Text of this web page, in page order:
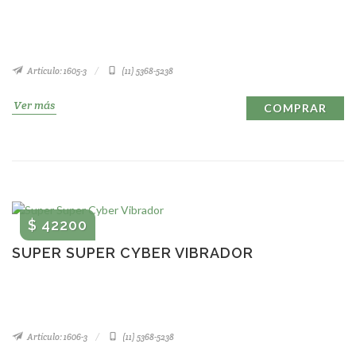
Artículo: 1605-3 (11) 5368-5238
Ver más COMPRAR
SUPER SUPER CYBER VIBRADOR
$ 42200
Artículo: 1606-3 (11) 5368-5238